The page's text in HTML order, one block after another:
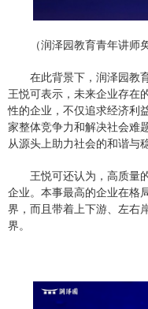
（润泽园教育青年讲师
在此背景下，润泽园教
王悦可表示，未来企业存在
性的企业，不仅追求经济利
家整体竞争力和解决社会难
从源头上助力社会的和谐与稳
王悦可还认为，高质量
企业。本事最高的企业在格
界，而且带着上下游、左右
界。